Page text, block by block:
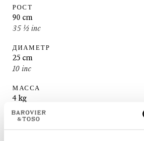
РОСТ
90 cm
35 ½ inc
ДИАМЕТР
25 cm
10 inc
МАССА
4 kg
9lbs
ПЕРЕКЛЮЧАТЕЛИ